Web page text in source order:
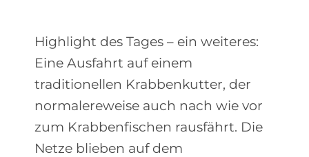
Highlight des Tages – ein weiteres:
Eine Ausfahrt auf einem
traditionellen Krabbenkutter, der
normalereweise auch nach wie vor
zum Krabbenfischen rausfährt. Die
Netze blieben auf dem